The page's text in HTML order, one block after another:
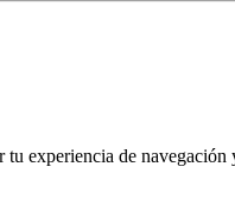
experiencia de